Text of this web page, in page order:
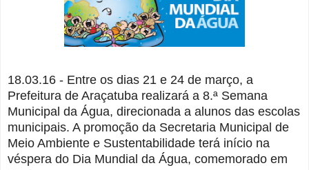
18.03.16 - Entre os dias 21 e 24 de março, a
Prefeitura de Araçatuba realizará a 8.ª Semana
Municipal da Água, direcionada a alunos das escolas
municipais. A promoção da Secretaria Municipal de
Meio Ambiente e Sustentabilidade terá início na
véspera do Dia Mundial da Água, comemorado em